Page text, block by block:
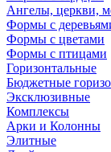
Ангелы, церкви,
Формы с
Формы с цветами
Формы с птицами
Горизонтальные
Бюджетные
Эксклюзивные
Комплексы
Арки и Колонны
Элитные